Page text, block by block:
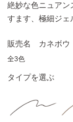
絶妙な色ニュアン
すます、極細ジェ
販売名 カネボウ
全3色
タイプを選ぶ